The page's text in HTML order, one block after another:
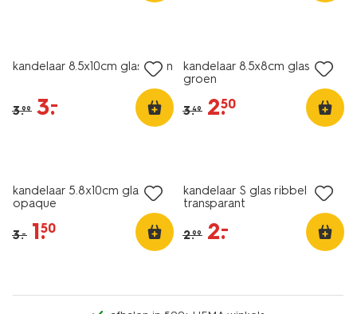
kandelaar 8.5x10cm glas bruin
3.99 3.
–
kandelaar 8.5x8cm glas
groen
3.49 2.
50
kandelaar 5.8x10cm glas
opaque
3.– 1.
50
kandelaar S glas ribbel
transparant
2.99 2.
–